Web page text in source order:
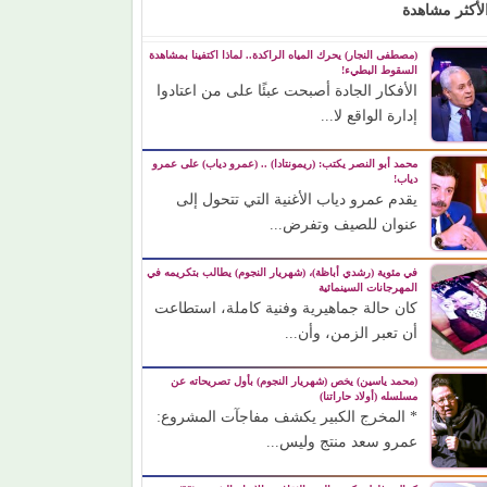
مشاهدة
(مصطفى النجار) يحرك المياه الراكدة.. لماذا اكتفينا بمشاهدة
السقوط البطيء!
الأفكار الجادة أصبحت عبئًا على من اعتادوا
إدارة الواقع لا...
محمد أبو النصر يكتب: (ريمونتادا) .. (عمرو دياب) على عمرو
دياب!
يقدم عمرو دياب الأغنية التي تتحول إلى
عنوان للصيف وتفرض...
في مئوية (رشدي أباظة)، (شهريار النجوم) يطالب بتكريمه في
المهرجانات السينمائية
كان حالة جماهيرية وفنية كاملة، استطاعت
أن تعبر الزمن، وأن...
(محمد ياسين) يخص (شهريار النجوم) بأول تصريحاته عن
مسلسله (أولاد حاراتنا)
* المخرج الكبير يكشف مفاجآت المشروع:
عمرو سعد منتج وليس...